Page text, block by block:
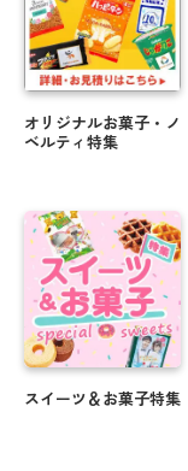
オリジナルお菓子・ノ
ベルティ特集
スイーツ＆お菓子特集